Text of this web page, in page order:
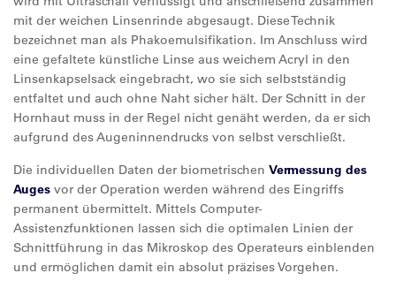
mit der weichen Linsenrinde abgesaugt. Diese Technik
bezeichnet man als Phakoemulsifikation. Im Anschluss wird
eine gefaltete künstliche Linse aus weichem Acryl in den
Linsenkapselsack eingebracht, wo sie sich selbstständig
entfaltet und auch ohne Naht sicher hält. Der Schnitt in der
Hornhaut muss in der Regel nicht genäht werden, da er sich
aufgrund des Augeninnendrucks von selbst verschließt.
Die individuellen Daten der biometrischen Vermessung des
Auges vor der Operation werden während des Eingriffs
permanent übermittelt. Mittels Computer-
Assistenzfunktionen lassen sich die optimalen Linien der
Schnittführung in das Mikroskop des Operateurs einblenden
und ermöglichen damit ein absolut präzises Vorgehen.